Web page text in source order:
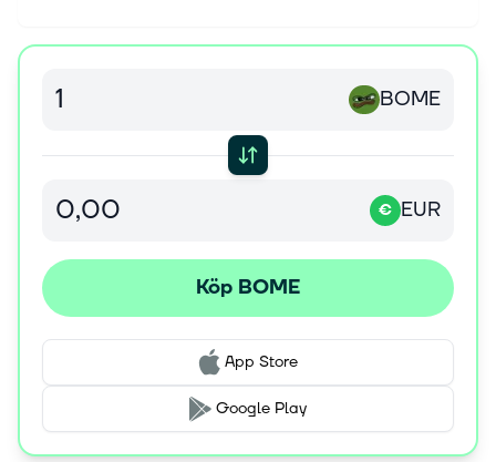
BOME
€ EUR
Köp BOME
App Store
Google Play